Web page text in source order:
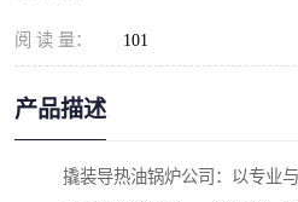
阅 读 量： 101
产品描述
撬装导热油锅炉公司：以专业